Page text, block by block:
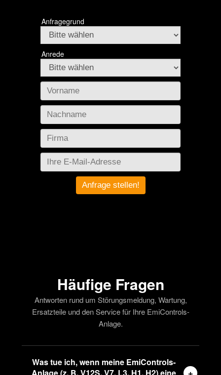
Häufige Fragen
Antworten rund um Störungsmeldung, Wartung,
Ersatzteile und den Service für Ihre EmiControls-
Anlage.
Was tue ich, wenn meine EmiControls-